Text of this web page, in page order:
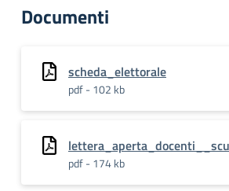
Documenti
scheda_elettorale
pdf - 102 kb
pdf - 174 kb